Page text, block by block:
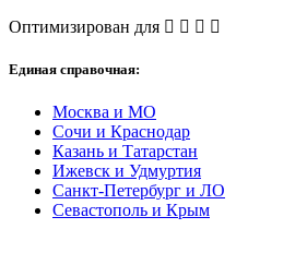
Оптимизирован для
Единая справочная:
Москва и МО
Сочи и Краснодар
Казань и Татарстан
Ижевск и Удмуртия
Санкт-Петербург и ЛО
Севастополь и Крым